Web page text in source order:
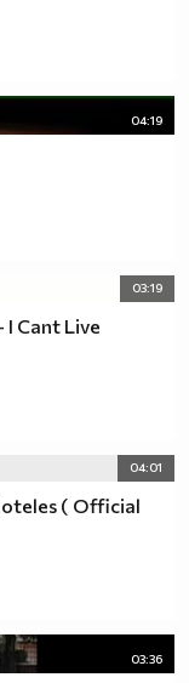
04:19
03:19
Cant Live
04:01
( Official
03:36